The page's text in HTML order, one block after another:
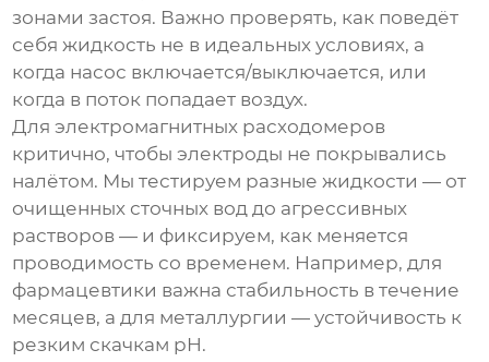
зонами застоя. Важно проверять, как поведёт
себя жидкость не в идеальных условиях, а
когда насос включается/выключается, или
когда в поток попадает воздух.
Дляэлектромагнитных расходомеров
критично, чтобы электроды не покрывались
налётом. Мы тестируем разные жидкости — от
очищенных сточных вод до агрессивных
растворов — и фиксируем, как меняется
проводимость со временем. Например, для
фармацевтики важна стабильность в течение
месяцев, а для металлургии — устойчивость к
резким скачкам pH.